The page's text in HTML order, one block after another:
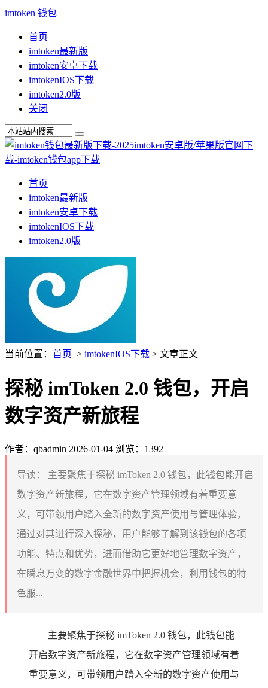
imtoken 钱包
首页
imtoken最新版
imtoken安卓下载
imtokenIOS下载
imtoken2.0版
关闭
首页
imtoken最新版
imtoken安卓下载
imtokenIOS下载
imtoken2.0版
当前位置： 首页 > imtokenIOS下载 > 文章正文
探秘 imToken 2.0 钱包，开启
数字资产新旅程
作者：qbadmin 2026-01-04 浏览：1392
导读：
主要聚焦于探秘 imToken 2.0 钱包，此钱包能开启
数字资产新旅程，它在数字资产管理领域有着重要意
义，可带领用户踏入全新的数字资产使用与管理体验，
通过对其进行深入探秘，用户能够了解到该钱包的各项
功能、特点和优势，进而借助它更好地管理数字资产，
在瞬息万变的数字金融世界中把握机会，利用钱包的特
色服...
主要聚焦于探秘 imToken 2.0 钱包，此钱包能
开启数字资产新旅程，它在数字资产管理领域有着
重要意义，可带领用户踏入全新的数字资产使用与